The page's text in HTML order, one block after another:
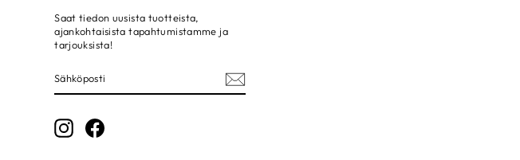
Saat tiedon uusista tuotteista,
ajankohtaisista tapahtumistamme ja
tarjouksista!
InstagramFacebook